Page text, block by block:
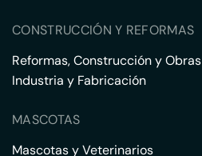
CONSTRUCCIÓN Y REFORMAS
Reformas, Construcción y Obras
Industria y Fabricación
MASCOTAS
Mascotas y Veterinarios